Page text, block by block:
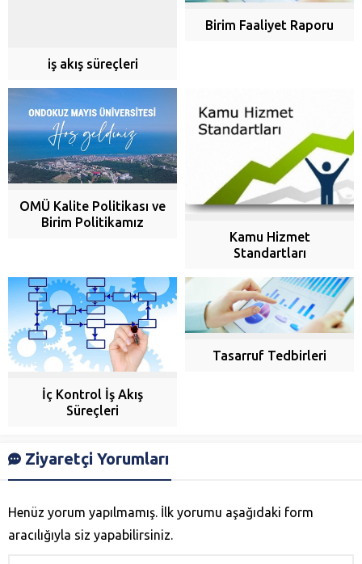
iş akış süreçleri
Birim Faaliyet Raporu
OMÜ Kalite Politikası ve
Birim Politikamız
Kamu Hizmet
Standartları
İç Kontrol İş Akış
Süreçleri
Tasarruf Tedbirleri
Ziyaretçi Yorumları
Henüz yorum yapılmamış. İlk yorumu aşağıdaki form
aracılığıyla siz yapabilirsiniz.